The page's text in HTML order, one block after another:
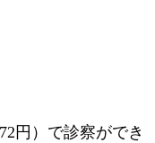
円）で診察ができ